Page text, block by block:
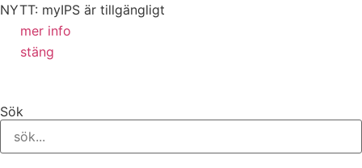
NYTT: myIPS är tillgängligt
mer info
stäng
Sök